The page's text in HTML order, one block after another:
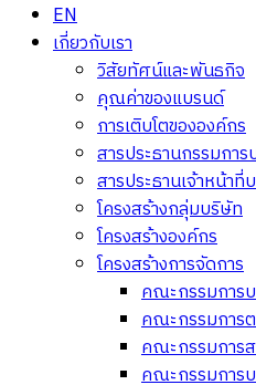
EN
เกี่ยวกับเรา
วิสัยทัศน์และพันธกิจ
คุณค่าของแบรนด์
การเติบโตขององค์กร
สารประธานกรรมกา
สารประธานเจ้าหน้าที่
โครงสร้างกลุ่มบริษัท
โครงสร้างองค์กร
โครงสร้างการจัดการ
คณะกรรมการ
คณะกรรมการ
คณะกรรมการ
คณะกรรมการ